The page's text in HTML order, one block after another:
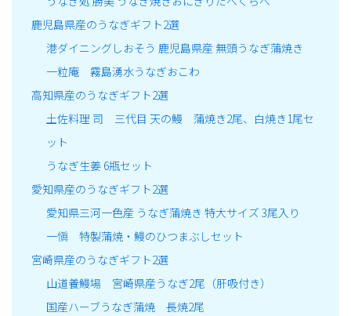
鹿児島県産のうなぎギフト2選
港ダイニングしおそう 鹿児島県産 無頭うなぎ蒲焼き
一粒庵 霧島湧水うなぎおこわ
高知県産のうなぎギフト2選
土佐料理 司 三代目 天の鰻 蒲焼き2尾、白焼き1尾セ
ット
うなぎ生姜 6瓶セット
愛知県産のうなぎギフト2選
愛知県三河一色産 うなぎ蒲焼き 特大サイズ 3尾入り
一愼 特製蒲焼・鰻のひつまぶしセット
宮崎県産のうなぎギフト2選
山道養鰻場 宮崎県産うなぎ2尾（肝吸付き）
国産ハーブうなぎ蒲焼 長焼2尾